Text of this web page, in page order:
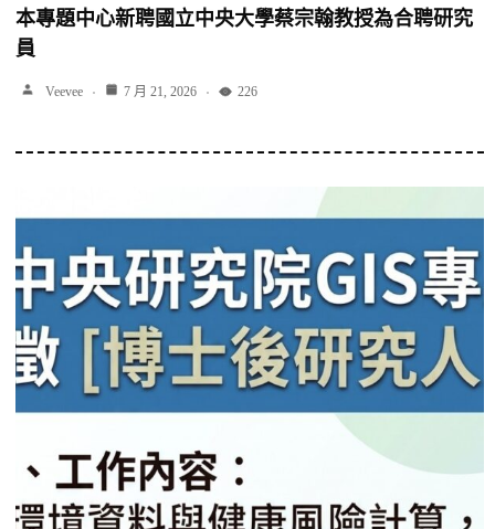
本專題中心新聘國立中央大學蔡宗翰教授為合聘研究
員
Veevee 7 月 21, 2026 226